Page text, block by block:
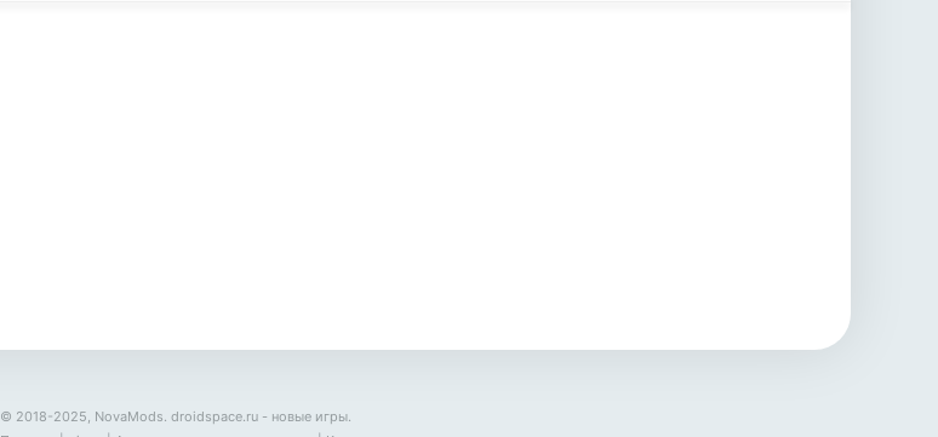
© 2018-2025, NovaMods. droidspace.ru - новые игры.